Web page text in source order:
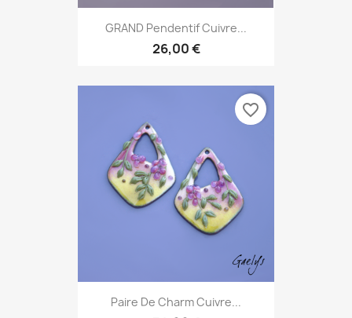
GRAND Pendentif Cuivre...
26,00 €
Paire De Charm Cuivre...
favorite_border